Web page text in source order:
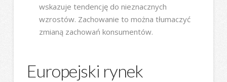
wskazuje tendencję do nieznacznych
wzrostów. Zachowanie to można tłumaczyć
zmianą zachowań konsumentów.
Europejski rynek